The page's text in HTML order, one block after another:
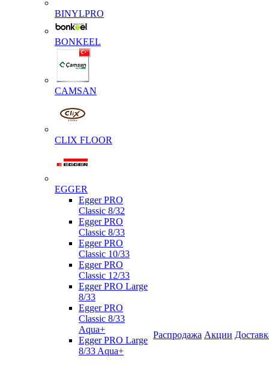
BINYLPRO
BONKEEL
CAMSAN
CLIX FLOOR
EGGER
Egger PRO
Classic 8/32
Egger PRO
Classic 8/33
Egger PRO
Classic 10/33
Egger PRO
Classic 12/33
Egger PRO Large
8/33
Egger PRO
Classic 8/33
Aqua+
Egger PRO Large
8/33 Aqua+
Распродажа Акции